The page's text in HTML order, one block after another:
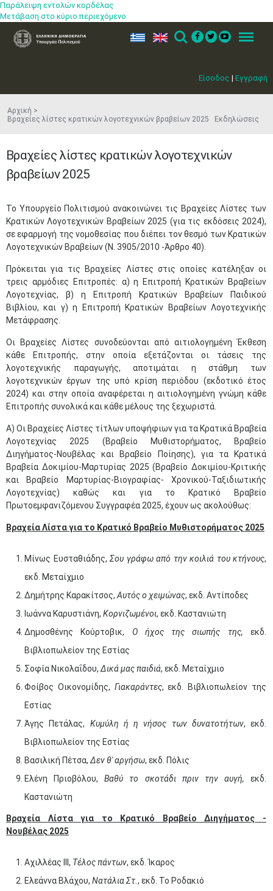
Παράλειψη εντολών κορδέλας
Μετάβαση στο κύριο περιεχόμενο
Είσοδος | Εγγραφή
ελ en Search Menu
Αρχική
Βραχείες λίστες κρατικών λογοτεχνικών βραβείων 2025 Εκδηλώσεις
Βραχείες λίστες κρατικών λογοτεχνικών
βραβείων 2025
Το Υπουργείο Πολιτισμού ανακοινώνει τις Βραχείες Λίστες των
Κρατικών Λογοτεχνικών Βραβείων 2025 (για τις εκδόσεις 2024),
σε εφαρμογή της νομοθεσίας που διέπει τον θεσμό των Κρατικών
Λογοτεχνικών Βραβείων (Ν. 3905/2010 -Άρθρο 40).
Πρόκειται για τις Βραχείες Λίστες στις οποίες κατέληξαν οι
τρεις αρμόδιες Επιτροπές: α) η Επιτροπή Κρατικών Βραβείων
Λογοτεχνίας, β) η Επιτροπή Κρατικών Βραβείων Παιδικού
Βιβλίου, και γ) η Επιτροπή Κρατικών Βραβείων Λογοτεχνικής
Μετάφρασης.
Οι Βραχείες Λίστες συνοδεύονται από αιτιολογημένη Έκθεση
κάθε Επιτροπής, στην οποία εξετάζονται οι τάσεις της
λογοτεχνικής παραγωγής, αποτιμάται η στάθμη των
λογοτεχνικών έργων της υπό κρίση περιόδου (εκδοτικό έτος
2024) και στην οποία αναφέρεται η αιτιολογημένη γνώμη κάθε
Επιτροπής συνολικά και κάθε μέλους της ξεχωριστά.
Α) Οι Βραχείες Λίστες τίτλων υποψήφιων για τα Κρατικά Βραβεία
Λογοτεχνίας 2025 (Βραβείο Μυθιστορήματος, Βραβείο
Διηγήματος-Νουβέλας και Βραβείο Ποίησης), για τα Κρατικά
Βραβεία Δοκιμίου-Μαρτυρίας 2025 (Βραβείο Δοκιμίου-Κριτικής
και Βραβείο Μαρτυρίας-Βιογραφίας- Χρονικού-Ταξιδιωτικής
Λογοτεχνίας) καθώς και για το Κρατικό Βραβείο
Πρωτοεμφανιζόμενου Συγγραφέα 2025, έχουν ως ακολούθως:
Βραχεία Λίστα για το Κρατικό Βραβείο Μυθιστορήματος 2025
Μίνως Ευσταθιάδης, Σου γράφω από την κοιλιά του κτήνους,
εκδ. Μεταίχμιο
Δημήτρης Καρακίτσος, Αυτός ο χειμώνας, εκδ. Αντίποδες
Ιωάννα Καρυστιάνη, Κορνιζωμένοι, εκδ. Καστανιώτη
Δημοσθένης Κούρτοβικ, Ο ήχος της σιωπής της, εκδ.
Βιβλιοπωλείον της Εστίας
Σοφία Νικολαΐδου, Δικά μας παιδιά, εκδ. Μεταίχμιο
Φοίβος Οικονομίδης, Γιακαράντες, εκδ. Βιβλιοπωλείον της
Εστίας
Άγης Πετάλας, Κυμύλη ή η νήσος των δυνατοτήτων, εκδ.
Βιβλιοπωλείον της Εστίας
Βασιλική Πέτσα, Δεν θ' αργήσω, εκδ. Πόλις
Ελένη Πριοβόλου,Βαθύ το σκοτάδι πριν την αυγή, εκδ.
Καστανιώτη
Βραχεία Λίστα για το Κρατικό Βραβείο Διηγήματος -
Νουβέλας 2025
Αχιλλέας ΙΙΙ, Τέλος πάντων, εκδ. Ίκαρος
Ελεάννα Βλάχου, Νατάλια Στ. , εκδ. Το Ροδακιό